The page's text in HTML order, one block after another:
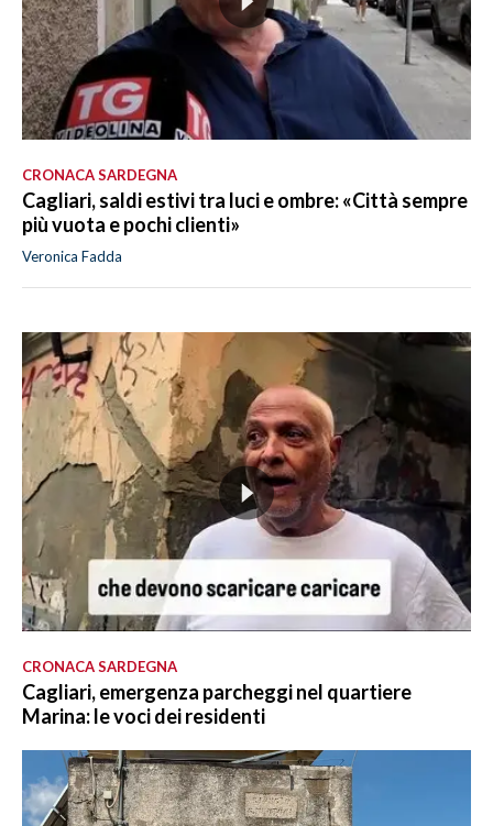
CRONACA SARDEGNA
Cagliari, saldi estivi tra luci e ombre: «Città sempre
più vuota e pochi clienti»
Veronica Fadda
CRONACA SARDEGNA
Cagliari, emergenza parcheggi nel quartiere
Marina: le voci dei residenti